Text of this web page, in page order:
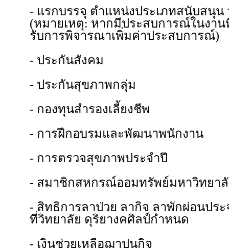
- แรกบรรจุ ตำแหน่งประเภทสนับสนุ
(หมายเหตุ: หากมีประสบการณ์ในงา
รับการพิจารณาเพิ่มค่าประสบการณ์)
- ประกันสังคม
- ประกันสุขภาพกลุ่ม
- กองทุนสำรองเลี้ยงชีพ
- การฝึกอบรมและพัฒนาพนักงาน
- การตรวจสุขภาพประจำปี
- สมาชิกสหกรณ์ออมทรัพย์มหาวิทยา
- สิทธิการลาป่วย ลากิจ ลาพักผ่อนปร
ที่วิทยาลัย ดุริยางคศิลป์กำหนด
- เงินช่วยเหลือฌาปนกิจ